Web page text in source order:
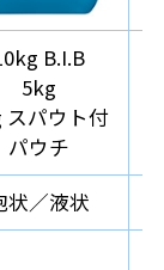
B.I.B
5kg
スパウト付
パウチ
状／液状